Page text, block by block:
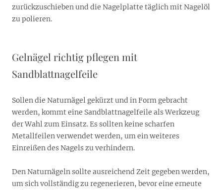
zurückzuschieben und die Nagelplatte täglich mit Nagelöl
zu polieren.
Gelnägel richtig pflegen mit
Sandblattnagelfeile
Sollen die Naturnägel gekürzt und in Form gebracht
werden, kommt eine Sandblattnagelfeile als Werkzeug
der Wahl zum Einsatz. Es sollten keine scharfen
Metallfeilen verwendet werden, um ein weiteres
Einreißen des Nagels zu verhindern.
Den Naturnägeln sollte ausreichend Zeit gegeben werden,
um sich vollständig zu regenerieren, bevor eine erneute